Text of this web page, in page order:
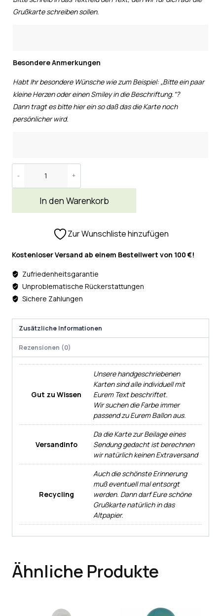
Grußkarte schreiben sollen.
Besondere Anmerkungen
Habt Ihr besondere Wünsche wie zum Beispiel: „Bitte ein paar
kleine Herzen oder einen Smiley in die Beschriftung.“?
Dann tragt es bitte hier ein so daß das die Karte noch
persönlicher wird.
In den Warenkorb
Zur Wunschliste hinzufügen
Kostenloser Versand ab einem Bestellwert von 100 €!
Zufriedenheitsgarantie
Unproblematische Rückerstattungen
Sichere Zahlungen
Zusätzliche Informationen
Rezensionen (0)
Gut zu Wissen
Unsere handgeschriebenen
Karten sind alle individuell mit
Eurem Text beschriftet.
Wir suchen die Farbe immer
passend zu Eurem Ballon aus.
Versandinfo
Da die Karte zur Beilage eines
Sendung gedacht ist berechnen
wir natürlich keinen Extraversand
Recycling
Auch die schönste Erinnerung
muß eventuell mal entsorgt
werden. Dann darf Eure schöne
Grußkarte natürlich in das
Altpapier.
Ähnliche Produkte